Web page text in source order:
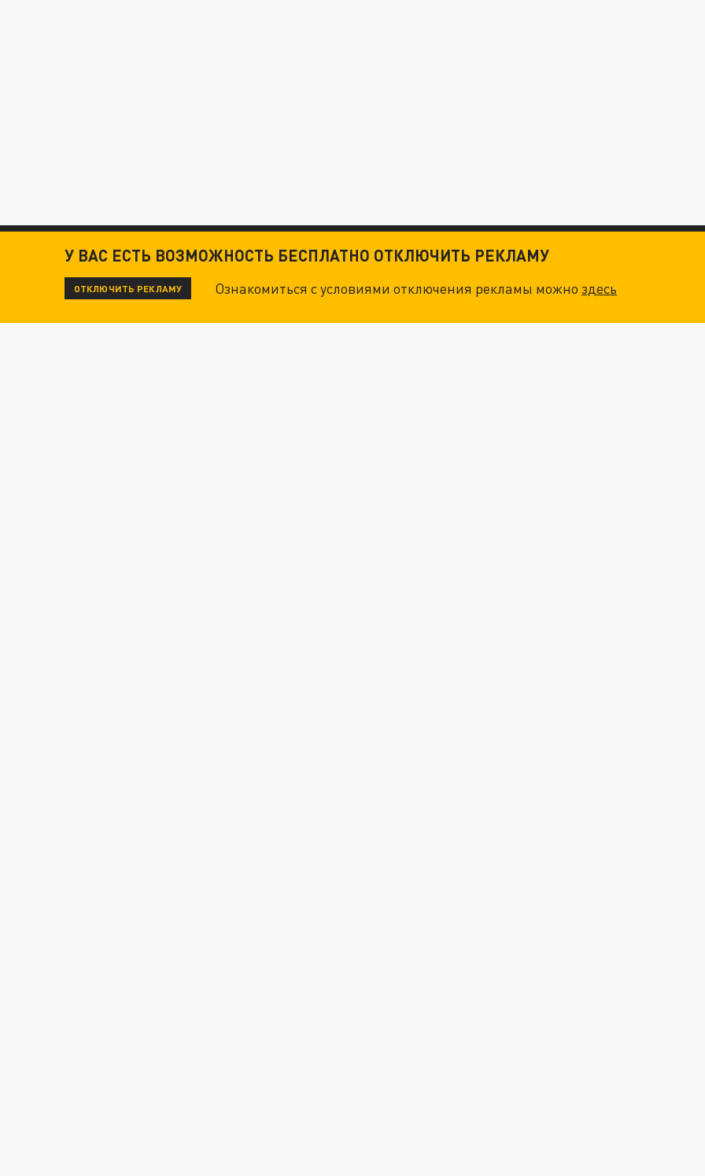
У ВАС ЕСТЬ ВОЗМОЖНОСТЬ БЕСПЛАТНО ОТКЛЮЧИТЬ РЕКЛАМУ
ОТКЛЮЧИТЬ РЕКЛАМУ Ознакомиться с условиями отключения рекламы можноздесь